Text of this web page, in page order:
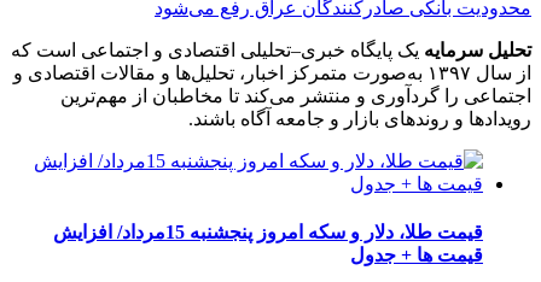
محدودیت بانکی صادرکنندگان عراق رفع می‌شود
تحلیل سرمایه یک پایگاه خبری–تحلیلی اقتصادی و اجتماعی است که
از سال ۱۳۹۷ به‌صورت متمرکز اخبار، تحلیل‌ها و مقالات اقتصادی و
اجتماعی را گردآوری و منتشر می‌کند تا مخاطبان از مهم‌ترین
رویدادها و روندهای بازار و جامعه آگاه باشند.
قیمت طلا، دلار و سکه امروز پنجشنبه 15مرداد/ افزایش
قیمت ها + جدول